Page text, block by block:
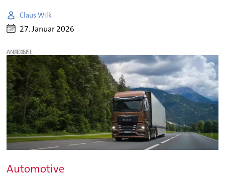
Claus Wilk
27. Januar 2026
ANZEIGE
Automotive